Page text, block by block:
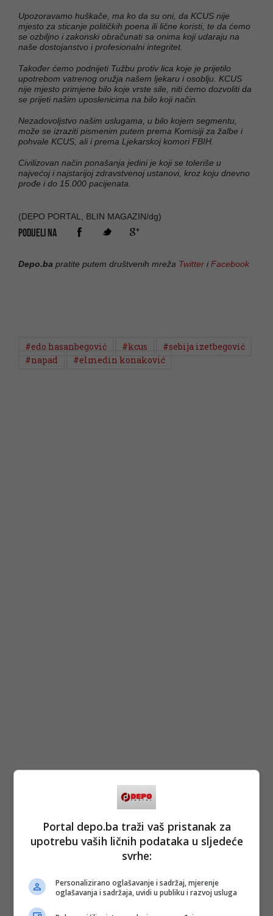
Upozoravamo huškače, ma ko da su oni, da KCUS nije
mjesto za sticanje političkih poena ili lične koristi, te da ćemo
se ozbiljno i zakonski obračunati sa onima koji udaraju na
naše dostojanstvo i profesionalni integritet.
Također ćemo podnijeti Tužbu protiv lica koje je prijetilo
upotrebom vatrenog oružja našem ljekaru i osoblju. KCUS
nije mjesto primjene bilo koje vrste sile, niti ćemo dozvoliti da
se prijeti našim uposlenicima na bilo koji način.
Nezadovoljstvo našim uslugama, u bilo kojem segmentu,
može se izraziti pismenim putem prema Komisiji za žalbe i
pohvale KCUS, ali i prema Ljekarskoj komori FBIH.
Civilizovan način ponašanja jedini je koji se toleriše u
najvećoj i najstarijoj zdravstvenoj ustanovi, kroz koju dnevno
prođe i do 15.000 pacijenata.
(DEPO PORTAL, BLIN MAGAZIN/dg)
PODIJELI NA
Depo.ba pratite putem društvenih mreža Twitter iFacebook
#edo hasanbegović #kcus
#sebija izetbegović
#napad
#elmedin konaković
Portal depo.ba traži vaš pristanak za
upotrebu vaših ličnih podataka u sljedeće
svrhe:
Personalizirano oglašavanje i sadržaj, mjerenje
oglašavanja i sadržaja, uvidi u publiku i razvoj usluga